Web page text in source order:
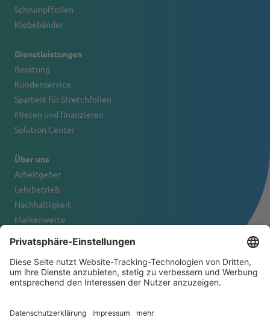
Schrumpffolien
Klebebänder
Dienstleistungen
Beratung
Kundenservice
Spartest für Stretchfolien
Mieten und finanzieren
Solution Center
Über uns
Arbeitgeber
Lehrbetrieb
Nachhaltigkeit
Markenwerte
Kontakt